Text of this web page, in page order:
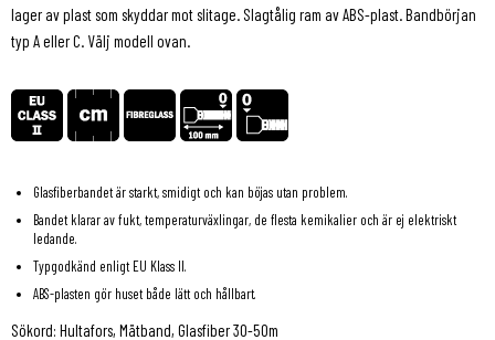
lager av plast som skyddar mot slitage. Slagtålig ram av ABS-plast. Bandbörjan
typ A eller C. Välj modell ovan.
Glasfiberbandet är starkt, smidigt och kan böjas utan problem.
Bandet klarar av fukt, temperaturväxlingar, de flesta kemikalier och är ej elektriskt
ledande.
Typgodkänd enligt EU Klass II.
ABS-plasten gör huset både lätt och hållbart.
Sökord: Hultafors, Mätband, Glasfiber 30-50m